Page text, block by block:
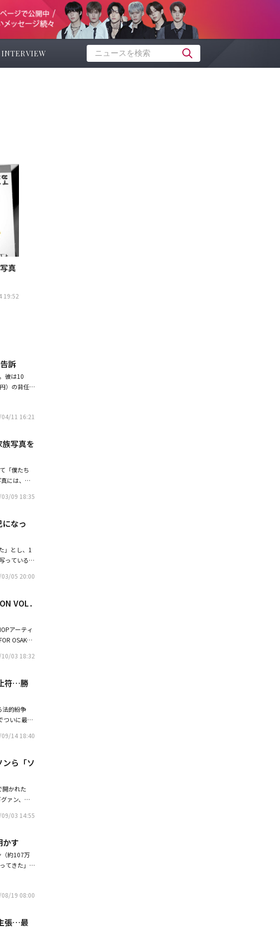
INTERVIEW
真
19:52
訴
彼は10
）の背任
長として、
なるかも
決定を下す
応援して
下の一般
Sleppyの
高裁まで5
、家庭を
論に至り
判になる
のような決
てくださ
士にも感謝
11 16:21
写真を
「僕たち
には、彼
てキスを
09 18:35
なっ
」とし、1
っている。
ることに
ンさんと
大きな話
「同床
05 20:00
VOL․
アーティ
OSAKA,
環で、いく
ジで、韓
定だ。Sle
ユグォン
は、
を披露す
テージま
入可能で、
周年を前
TiggerのHI
ジになる
）場所：P
03 18:32
符…勝
法的紛争
ついに最終
た。これ
するよう
テインメ
た」と
訴した。
14 18:40
ら「ソ
開かれた
ァン、Wa
催決
03 14:55
す
（約107万
てきた」
楽を共に
兄扱いし
いとして
の自
19 08:00
張…最